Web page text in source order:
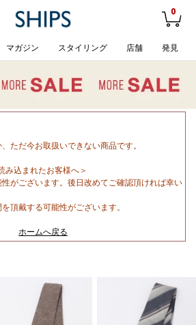
0
マガジン スタイリング 店舗 発見
ただ今お取扱いできない商品です。
み込まれたお客様へ＞
がございます。後日改めてご確認頂ければ幸い
頂戴する可能性がございます。
ホームへ戻る